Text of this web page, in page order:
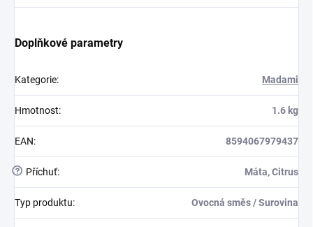
Doplňkové parametry
Kategorie: Madami
Hmotnost: 1.6 kg
EAN: 8594067979437
? Příchuť: Máta, Citrus
Typ produktu: Ovocná směs / Surovina